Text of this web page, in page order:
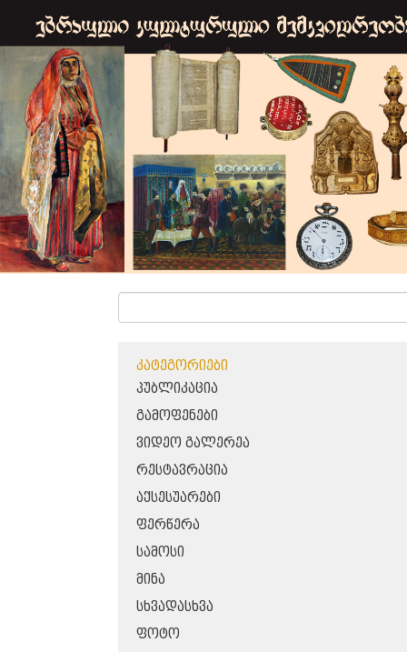
ᲙᲐᲢᲔᲒᲝᲠᲘᲔᲑᲘ
ᲞᲣᲑᲚᲘᲙᲐᲪᲘᲐ
ᲒᲐᲛᲝᲤᲔᲜᲔᲑᲘ
ᲕᲘᲓᲔᲝ ᲒᲐᲚᲔᲠᲔᲐ
ᲠᲔᲡᲢᲐᲕᲠᲐᲪᲘᲐ
ᲐᲥᲡᲔᲡᲣᲐᲠᲔᲑᲘ
ᲤᲔᲠᲬᲔᲠᲐ
ᲡᲐᲛᲝᲡᲘ
ᲛᲘᲜᲐ
ᲡᲮᲕᲐᲓᲐᲡᲮᲕᲐ
ᲤᲝᲢᲝ